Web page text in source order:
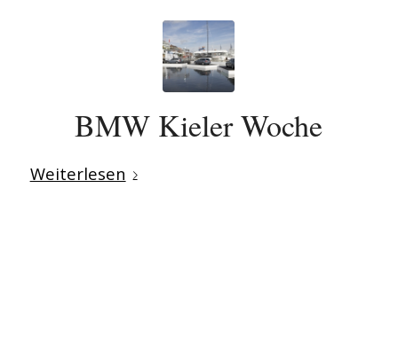
BMW Kieler Woche
Weiterlesen